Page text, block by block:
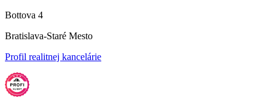
Bottova 4
Bratislava-Staré Mesto
Profil realitnej kancelárie